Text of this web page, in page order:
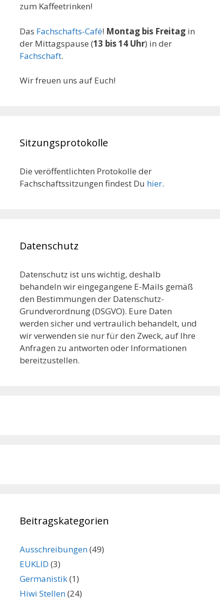
zum Kaffeetrinken!
Das Fachschafts-Café! Montag bis Freitag in
der Mittagspause (13 bis 14 Uhr) in der
Fachschaft.
Wir freuen uns auf Euch!
Sitzungsprotokolle
Die veröffentlichten Protokolle der
Fachschaftssitzungen findest Du hier.
Datenschutz
Datenschutz ist uns wichtig, deshalb
behandeln wir eingegangene E-Mails gemäß
den Bestimmungen der Datenschutz-
Grundverordnung (DSGVO). Eure Daten
werden sicher und vertraulich behandelt, und
wir verwenden sie nur für den Zweck, auf Ihre
Anfragen zu antworten oder Informationen
bereitzustellen.
Beitragskategorien
Ausschreibungen(49)
EUKLID (3)
Germanistik(1)
Hiwi Stellen(24)